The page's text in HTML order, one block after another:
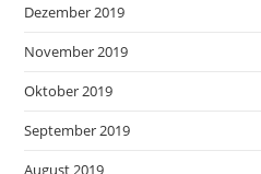
Dezember 2019
November 2019
Oktober 2019
September 2019
August 2019